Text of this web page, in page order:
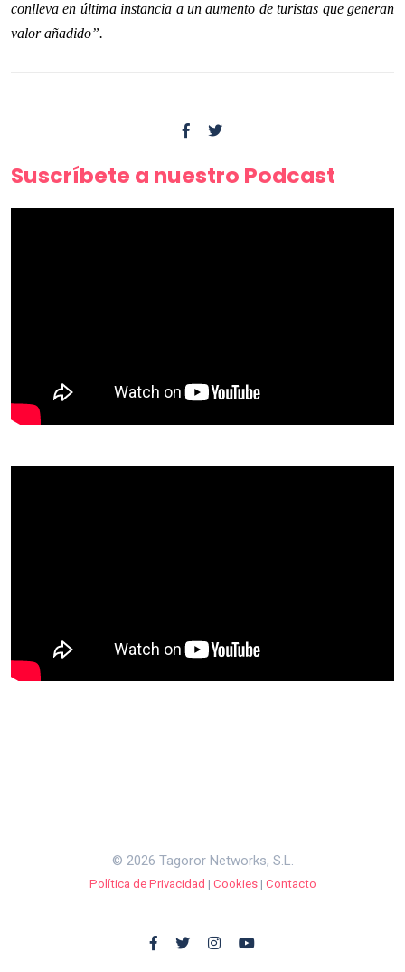
conlleva en última instancia a un aumento de turistas que generan
valor añadido”.
Suscríbete a nuestro Podcast
© 2026 Tagoror Networks, S.L.
Política de Privacidad | Cookies| Contacto